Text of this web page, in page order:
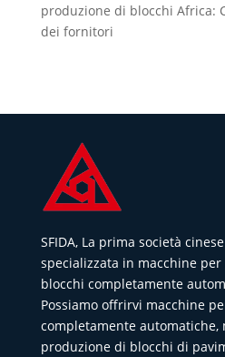
produzione di blocchi Africa:
dei fornitori
SFIDA, La prima società
specializzata in macchine
blocchi completamente
Possiamo offrirvi macchine
completamente automatiche,
produzione di blocchi di